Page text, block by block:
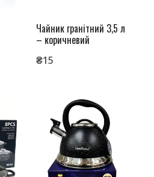
Чайник гранітний 3,5 л
– коричневий
₴15